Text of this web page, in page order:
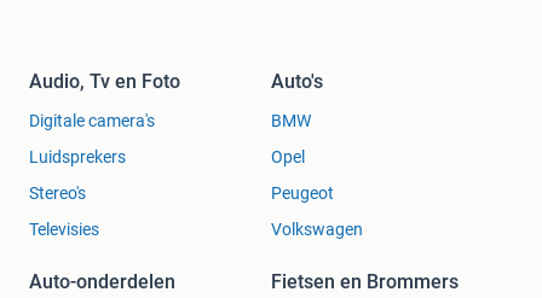
Audio, Tv en Foto
Digitale camera's
Luidsprekers
Stereo's
Televisies
Auto's
BMW
Opel
Peugeot
Volkswagen
Auto-onderdelen Fietsen en Brommers